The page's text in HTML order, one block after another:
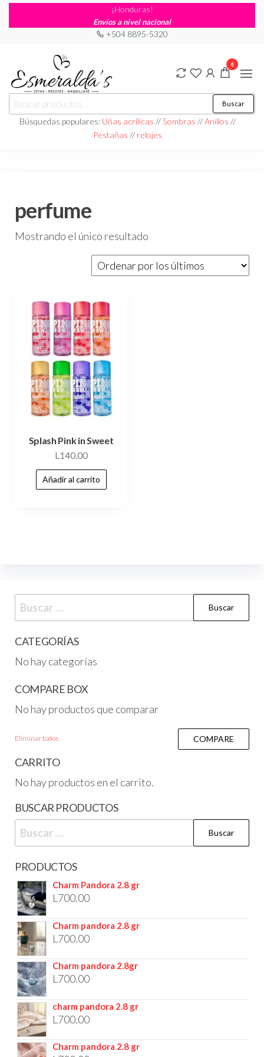
¡Honduras!
Envíos a nivel nacional
+504 8895-5320
Joyería
Esmeraldas
Joyería |
Maquillaje
|
Relojería
Buscar
Búsquedas populares: Uñas acrílicas //Sombras //Anillos //
Pestañas // relojes
0
perfume
Mostrando el único resultado
Splash Pink in Sweet
L140.00
Añadir al carrito
CATEGORÍAS
No hay categorías
COMPARE BOX
No hay productos que comparar
Eliminar todos COMPARE
CARRITO
No hay productos en el carrito.
BUSCAR PRODUCTOS
PRODUCTOS
Charm Pandora 2.8 gr
L 700.00
Charm pandora 2.8 gr
L 700.00
Charm pandora 2.8gr
L 700.00
charm pandora 2.8 gr
L 700.00
Charm pandora 2.8 gr